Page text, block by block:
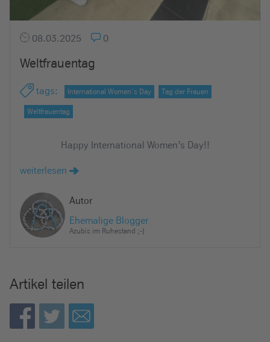
08.03.2025 0
Weltfrauentag
tags: International Women´s Day Tag der Frauen
Weltfrauentag
Happy International Women’s Day!!
weiterlesen
Autor
Ehemalige Blogger
Azubis im Ruhestand ;-)
Artikel teilen